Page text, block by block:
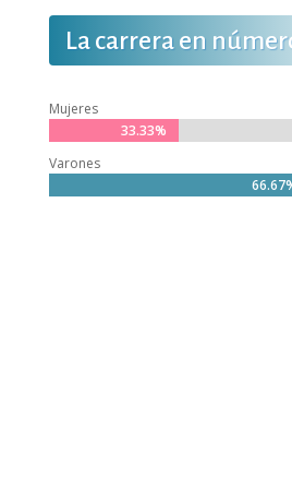
La carrera en
Mujeres
33.33%
33.33%
Varones